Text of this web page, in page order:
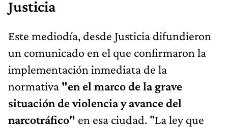
Justicia
Este mediodía, desde Justicia difundieron
un comunicado en el que confirmaron la
implementación inmediata de la
normativa "en el marco de la grave
situación de violencia y avance del
narcotráfico" en esa ciudad. "La ley que